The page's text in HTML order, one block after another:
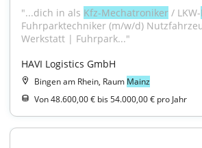
"...dich in als Kfz-Mechatroniker / LKW-
Fuhrparktechniker (m⁠/⁠w⁠/⁠d)
Werkstatt | Fuhrpark..."
HAVI Logistics GmbH
Bingen am Rhein, Raum Mainz
Von 48.600,00 € bis 54.000,00 € pro Jahr